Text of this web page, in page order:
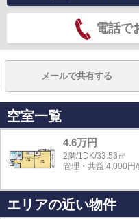
電話で
メールで共有する
空室一覧
4.6万円
2階/1DK/33.53㎡
管理・共益:4,000円
エリアの近い物件